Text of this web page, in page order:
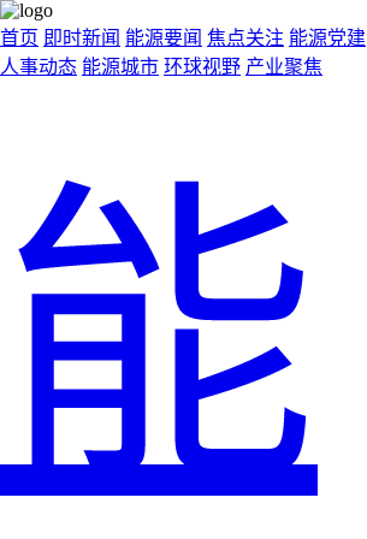
首页 即时新闻 能源要闻 焦点关注 能源党建
人事动态 能源城市 环球视野 产业聚焦
能